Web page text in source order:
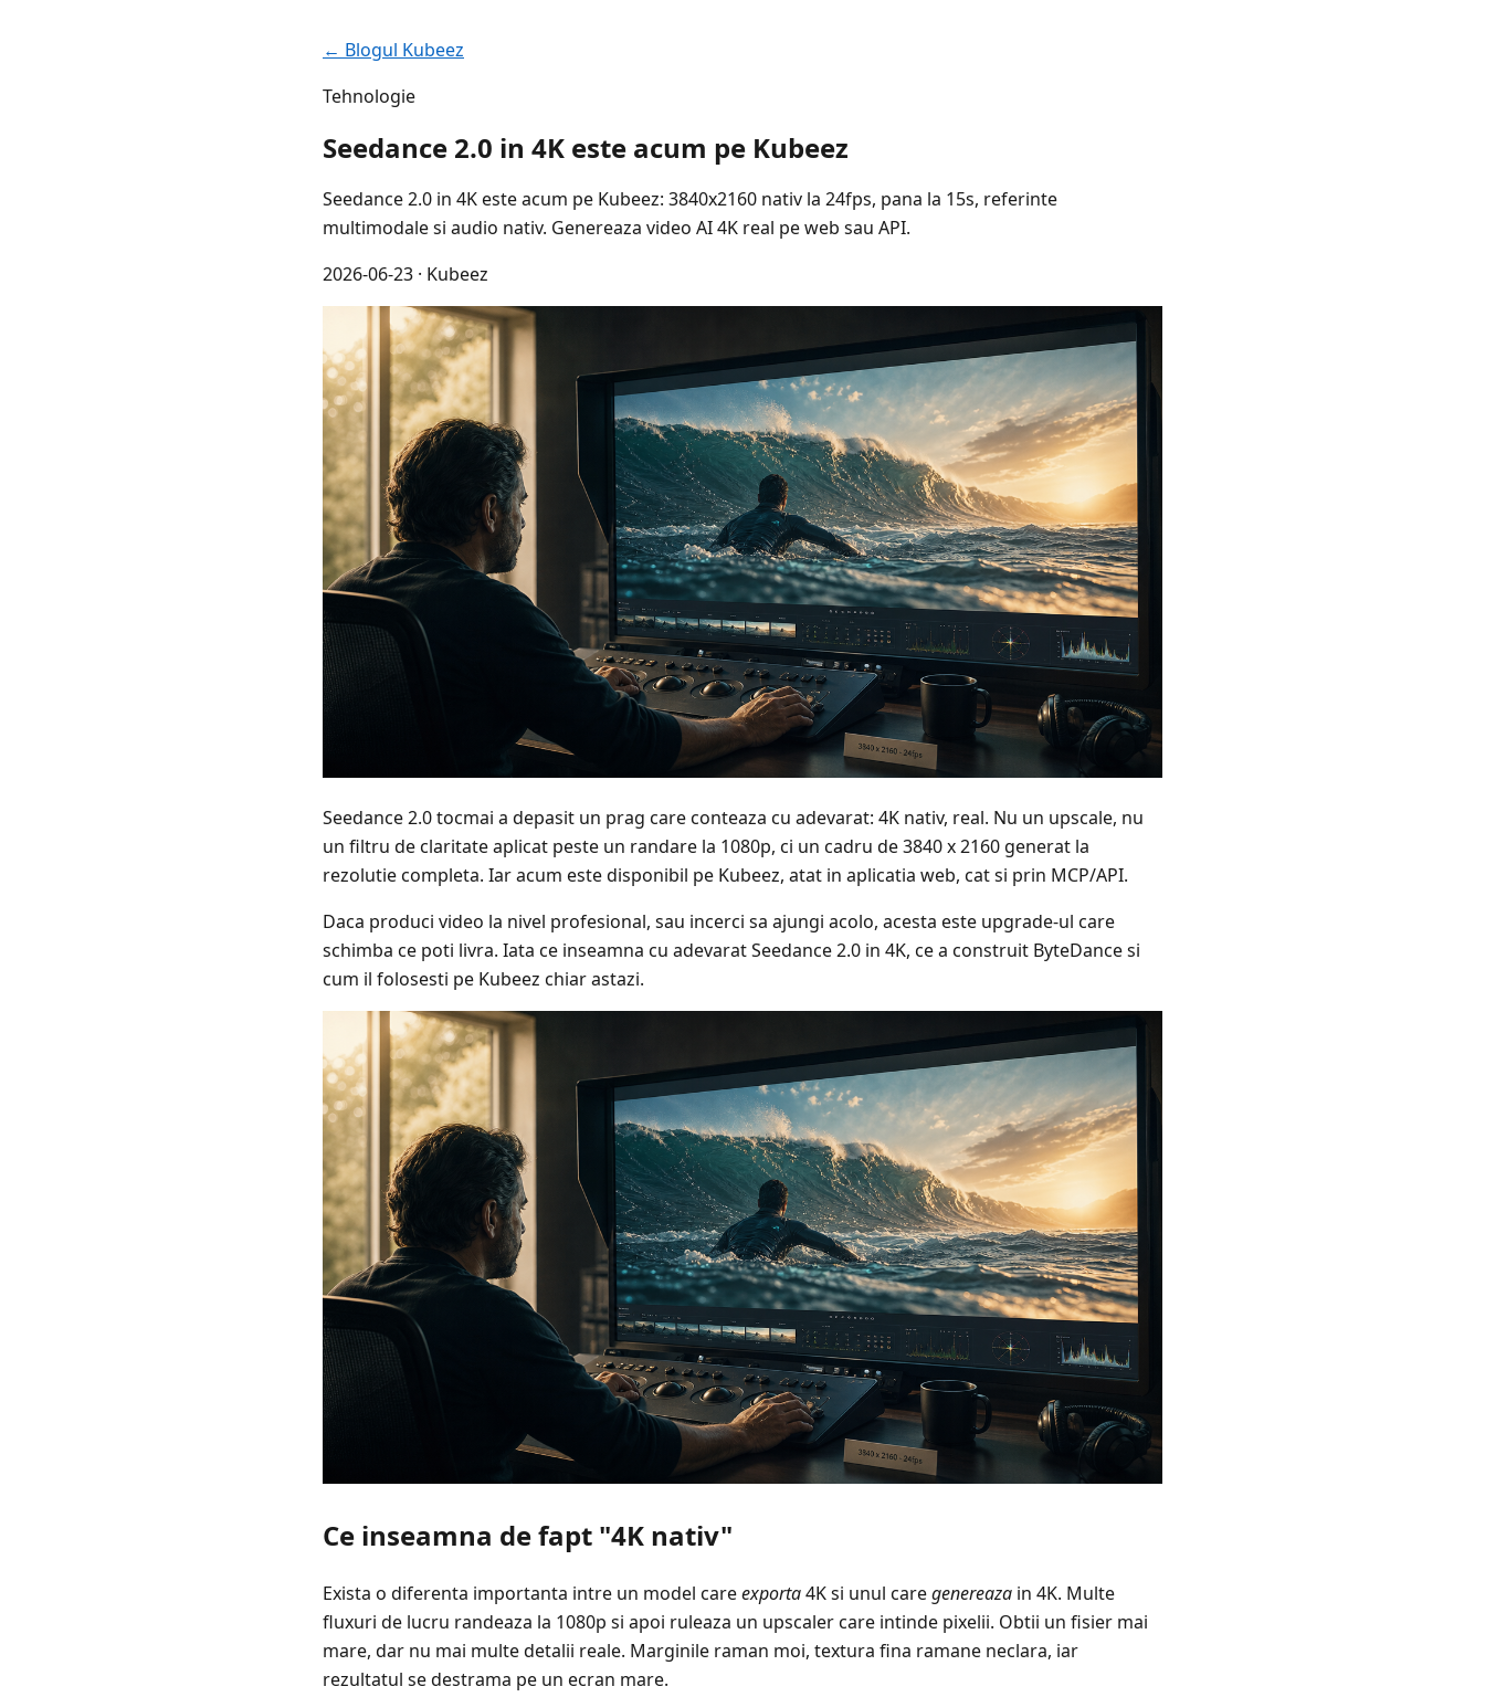
← Blogul Kubeez
Tehnologie
Seedance 2.0 in 4K este acum pe Kubeez
Seedance 2.0 in 4K este acum pe Kubeez: 3840x2160 nativ la 24fps, pana la 15s, referinte
multimodale si audio nativ. Genereaza video AI 4K real pe web sau API.
2026-06-23 · Kubeez
Seedance 2.0 tocmai a depasit un prag care conteaza cu adevarat: 4K nativ, real. Nu un upscale, nu
un filtru de claritate aplicat peste un randare la 1080p, ci un cadru de 3840 x 2160 generat la
rezolutie completa. Iar acum este disponibil pe Kubeez, atat in aplicatia web, cat si prin MCP/API.
Daca produci video la nivel profesional, sau incerci sa ajungi acolo, acesta este upgrade-ul care
schimba ce poti livra. Iata ce inseamna cu adevarat Seedance 2.0 in 4K, ce a construit ByteDance si
cum il folosesti pe Kubeez chiar astazi.
Ce inseamna de fapt "4K nativ"
Exista o diferenta importanta intre un model careexporta4K si unul caregenereaza in 4K. Multe
fluxuri de lucru randeaza la 1080p si apoi ruleaza un upscaler care intinde pixelii. Obtii un fisier mai
mare, dar nu mai multe detalii reale. Marginile raman moi, textura fina ramane neclara, iar
rezultatul se destrama pe un ecran mare.